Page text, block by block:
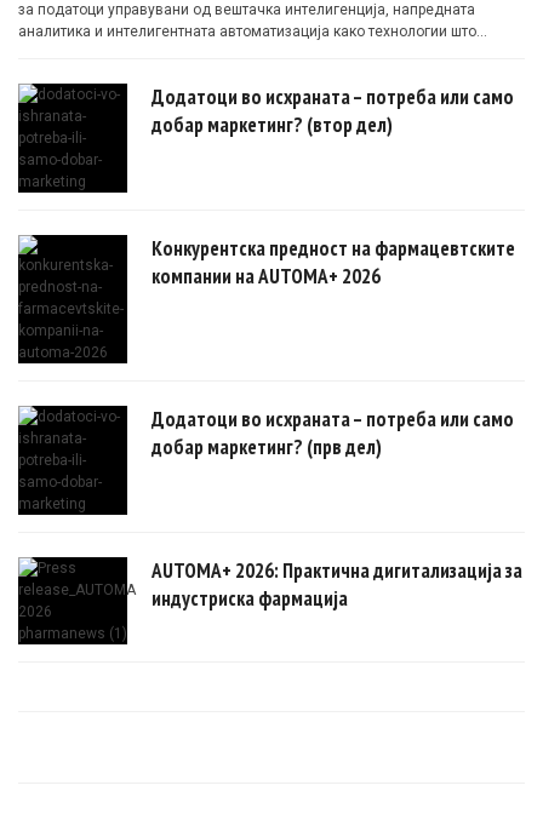
за податоци управувани од вештачка интелигенција, напредната
аналитика и интелигентната автоматизација како технологии што
Додатоци во исхраната – потреба или само
добар маркетинг? (втор дел)
Конкурентска предност на фармацевтските
компании на AUTOMA+ 2026
Додатоци во исхраната – потреба или само
добар маркетинг? (прв дел)
AUTOMA+ 2026: Практична дигитализација за
индустриска фармација